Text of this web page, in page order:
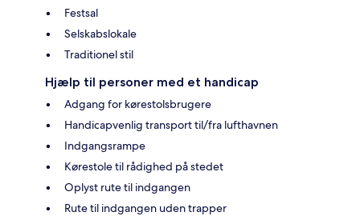
Festsal
Selskabslokale
Traditionel stil
Hjælp til personer med et handicap
Adgang for kørestolsbrugere
Handicapvenlig transport til/fra lufthavnen
Indgangsrampe
Kørestole til rådighed på stedet
Oplyst rute til indgangen
Rute til indgangen uden trapper